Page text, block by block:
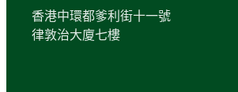
香港中環都爹利街十一號
律敦治大廈七樓